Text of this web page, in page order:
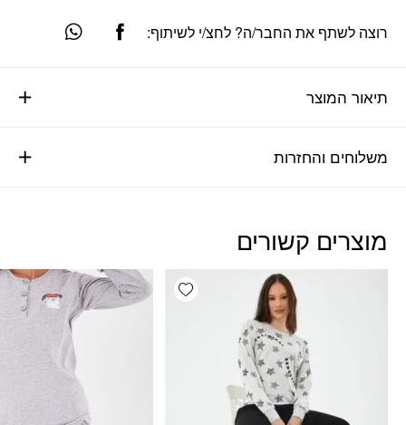
תיאור המוצר
משלוחים והחזרות
רוצה לשתף את החבר/ה? לחצ/י לשיתוף:
מוצרים קשורים
Add wishlist